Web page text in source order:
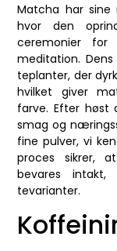
Matcha har sine
hvor den
ceremonier
meditation.
teplanter, der
hvilket giver
farve. Efter høst
smag og
fine pulver, vi
proces sikrer,
bevares
tevarianter.